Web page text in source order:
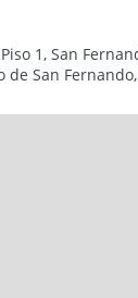
CENTRO
DEL RIO.
1, San
de San